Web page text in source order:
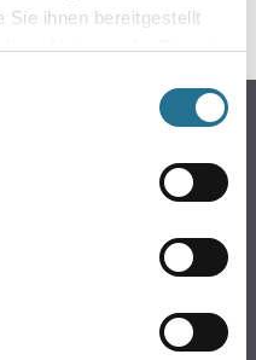
Sie ihnen bereitgestellt
Nutzung der Dienste